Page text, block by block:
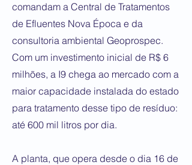
comandam a Central de Tratamentos
de Efluentes Nova Época e da
consultoria ambiental Geoprospec.
Com um investimento inicial de R$ 6
milhões, a I9 chega ao mercado com a
maior capacidade instalada do estado
para tratamento desse tipo de resíduo:
até 600 mil litros por dia.
A planta, que opera desde o dia 16 de